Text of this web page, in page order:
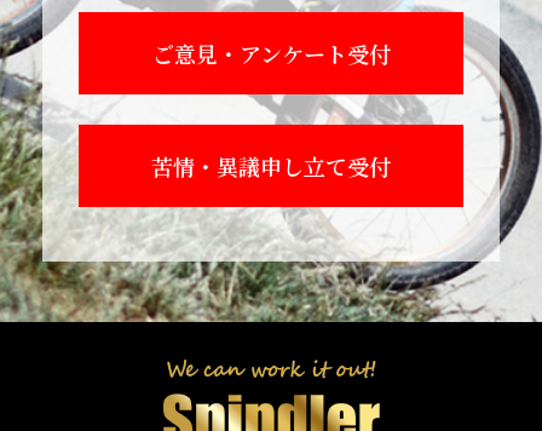
ご意見・アンケート受付
苦情・異議申し立て受付